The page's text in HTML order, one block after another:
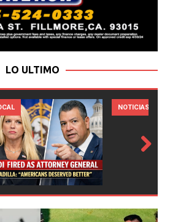
LO ULTIMO
NOTICIAS